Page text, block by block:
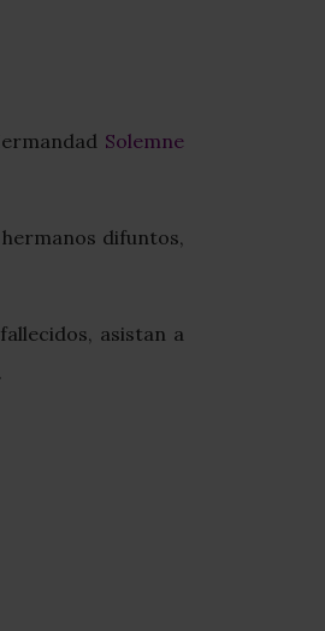
Solemne
difuntos,
asistan a